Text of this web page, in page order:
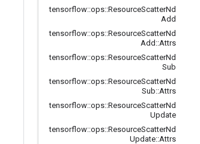
tensorflow::ops::ResourceScatterNd
Add
tensorflow::ops::ResourceScatterNd
Add ::Attrs
tensorflow::ops::ResourceScatterNd
Sub
tensorflow::ops::ResourceScatterNd
Sub::Attrs
tensorflow::ops::ResourceScatterNd
Update
tensorflow::ops::ResourceScatterNd
Update::Attrs